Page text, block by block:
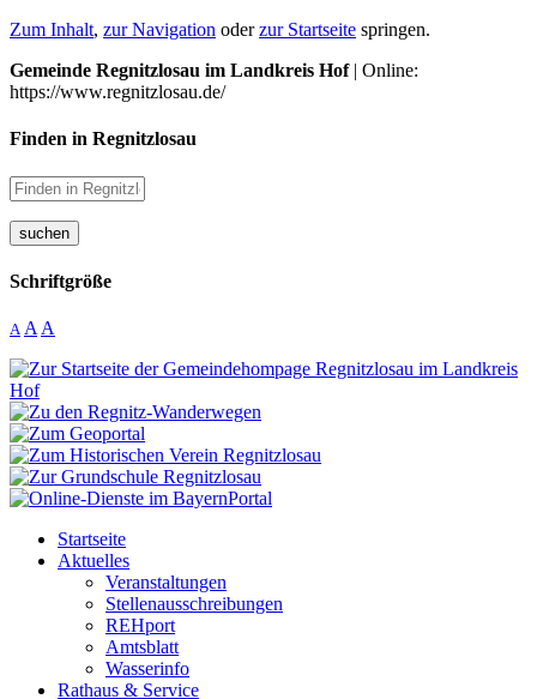
Zum Inhalt, zur Navigation oderzur Startseite springen.
Gemeinde Regnitzlosau im Landkreis Hof| Online:
https://www.regnitzlosau.de/
Finden in Regnitzlosau
suchen
Schriftgröße
A A A
Startseite
Aktuelles
Veranstaltungen
Stellenausschreibungen
REHport
Amtsblatt
Wasserinfo
Rathaus & Service